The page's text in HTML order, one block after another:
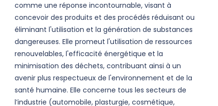
comme une réponse incontournable, visant à
concevoir des produits et des procédés réduisant ou
éliminant l'utilisation et la génération de substances
dangereuses. Elle promeut l'utilisation de ressources
renouvelables, l'efficacité énergétique et la
minimisation des déchets, contribuant ainsi à un
avenir plus respectueux de l'environnement et de la
santé humaine. Elle concerne tous les secteurs de
l’industrie (automobile, plasturgie, cosmétique,